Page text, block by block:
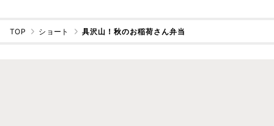
TOP ショート 具沢山！秋のお稲荷さん弁当